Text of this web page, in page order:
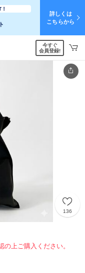
詳しくは
こちらから
今すぐ
会員登録!
136
の上ご購入ください。